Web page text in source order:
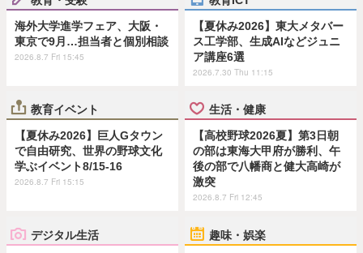
海外大学進学フェア、大阪・
東京で9月…担当者と個別相談
2026.8.7 Fri 15:45
【夏休み2026】東大メタバー
ス工学部、生成AIなどジュニ
ア講座6選
2026.7.30 Thu 11:15
教育イベント
【夏休み2026】巨人Gタウン
で自由研究、世界の野球文化
学ぶイベント8/15-16
2026.8.7 Fri 15:15
生活・健康
【高校野球2026夏】第3日朝
の部は東海大甲府が勝利、午
後の部で八幡商と健大高崎が
激突
2026.8.7 Fri 12:45
デジタル生活 趣味・娯楽